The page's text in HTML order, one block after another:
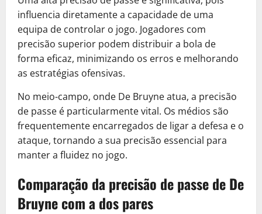
influencia diretamente a capacidade de uma
equipa de controlar o jogo. Jogadores com
precisão superior podem distribuir a bola de
forma eficaz, minimizando os erros e melhorando
as estratégias ofensivas.
No meio-campo, onde De Bruyne atua, a precisão
de passe é particularmente vital. Os médios são
frequentemente encarregados de ligar a defesa e o
ataque, tornando a sua precisão essencial para
manter a fluidez no jogo.
Comparação da precisão de passe de De
Bruyne com a dos pares